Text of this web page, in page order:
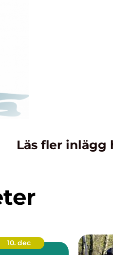
Läs fler inlägg
10. dec